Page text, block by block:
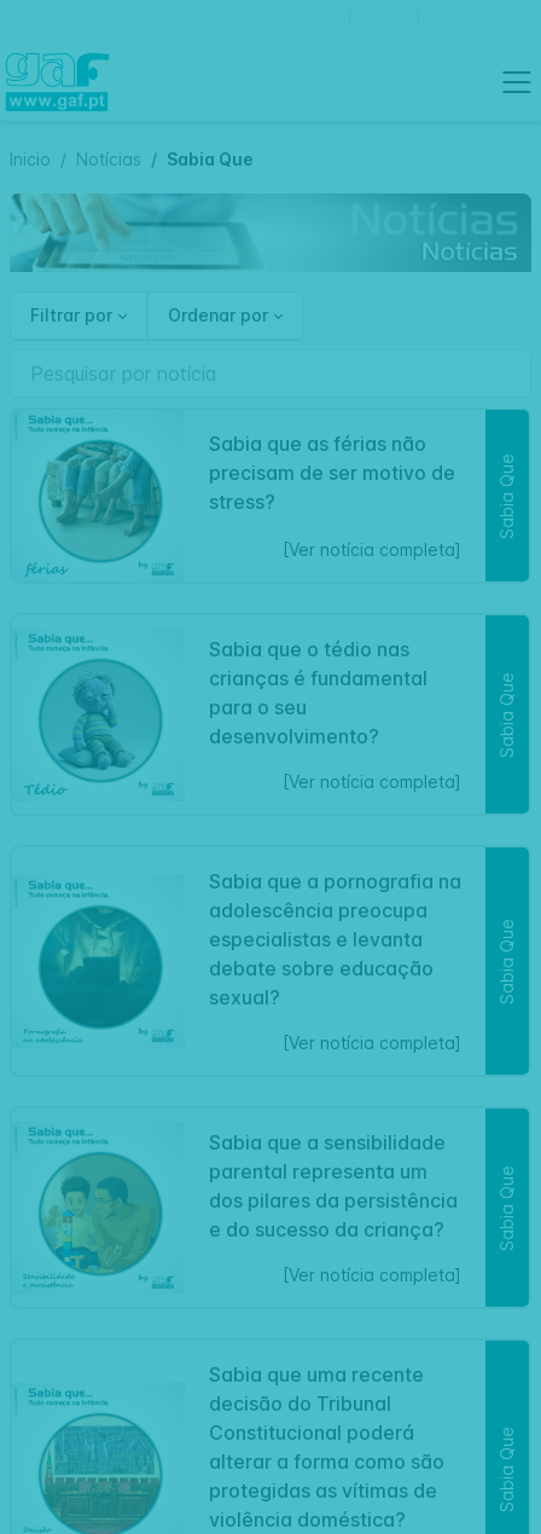
Inicio Notícias Sabia Que
Filtrar por Ordenar por
Sabia que as férias não
precisam de ser motivo de
stress?
[Ver notícia completa]
Sabia Que
Sabia que o tédio nas
crianças é fundamental
para o seu
desenvolvimento?
[Ver notícia completa]
Sabia Que
Sabia que a pornografia na
adolescência preocupa
especialistas e levanta
debate sobre educação
sexual?
[Ver notícia completa]
Sabia Que
Sabia que a sensibilidade
parental representa um
dos pilares da persistência
e do sucesso da criança?
[Ver notícia completa]
Sabia Que
Sabia que uma recente
decisão do Tribunal
Constitucional poderá
alterar a forma como são
protegidas as vítimas de
violência doméstica?
Sabia Que